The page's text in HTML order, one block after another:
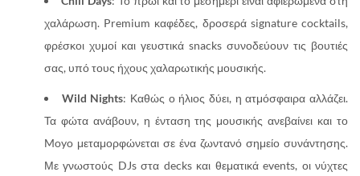
χαλάρωση. Premium καφέδες, δροσερά signature cocktails,
φρέσκοι χυμοί και γευστικά snacks συνοδεύουν τις βουτιές
σας, υπό τους ήχους χαλαρωτικής μουσικής.
Wild Nights: Καθώς ο ήλιος δύει, η ατμόσφαιρα αλλάζει.
Τα φώτα ανάβουν, η ένταση της μουσικής ανεβαίνει και το
Moyo μεταμορφώνεται σε ένα ζωντανό σημείο συνάντησης.
Με γνωστούς DJs στα decks και θεματικά events, οι νύχτες